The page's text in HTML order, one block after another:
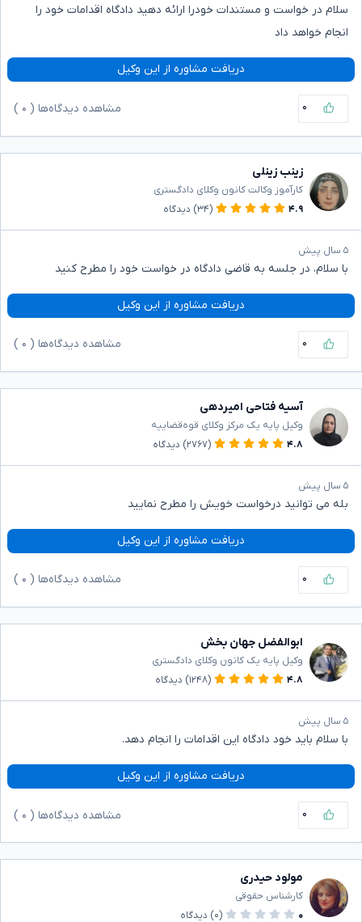
سلام در خواست و مستندات خودرا ارائه دهید دادگاه اقدامات خود را
انجام خواهد داد
دریافت مشاوره از این وکیل
۰ مشاهده دیدگاه‌ها ( ۰
زینب زینلی
کارآموز وکالت کانون وکلای دادگستری
۴.۹
(۳۴) دیدگاه
۵ سال پیش
با سلام، در جلسه به قاضی دادگاه در خواست خود را مطرح کنید
دریافت مشاوره از این وکیل
۰ مشاهده دیدگاه‌ها ( ۰
آسیه فتاحی امیردهی
وکیل پایه یک مرکز وکلای قوه‌قضاییه
۴.۸
(۲۷۶۷) دیدگاه
۵ سال پیش
بله می توانید درخواست خویش را مطرح نمایید
دریافت مشاوره از این وکیل
۰ مشاهده دیدگاه‌ها ( ۰
ابوالفضل جهان بخش
وکیل پایه یک کانون وکلای دادگستری
۴.۸
(۱۲۴۸) دیدگاه
۵ سال پیش
با سلام باید خود دادگاه این اقدامات را انجام دهد.
دریافت مشاوره از این وکیل
۰ مشاهده دیدگاه‌ها ( ۰
مولود حیدری
کارشناس حقوقی
۰
(۰) دیدگاه